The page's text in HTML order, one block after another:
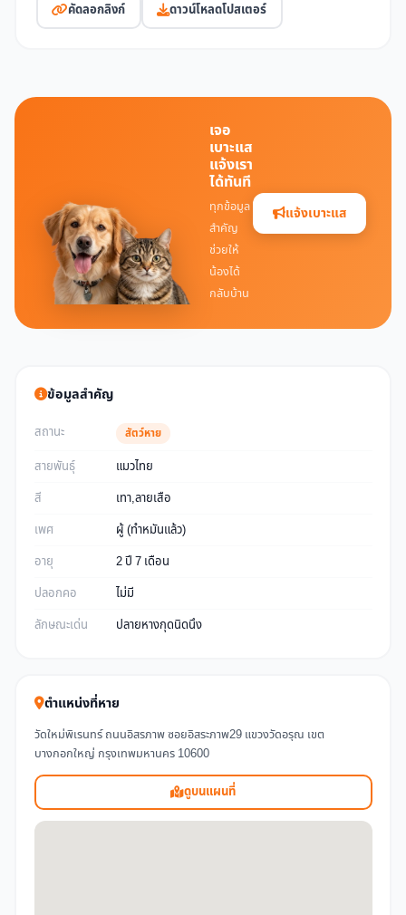
คัดลอกลิงก์ ดาวน์โหลดโปสเตอร์
เจอ
เบาะแส
แจ้งเรา
ได้ทันที
ทุกข้อมูล
สำคัญ
ช่วยให้
น้องได้
กลับบ้าน
แจ้งเบาะแส
ข้อมูลสำคัญ
สถานะ สัตว์หาย
สายพันธุ์
แมวไทย
สี
เทา,ลายเสือ
เพศ
ผู้ (ทำหมันแล้ว)
อายุ
2 ปี 7 เดือน
ปลอกคอ
ไม่มี
ลักษณะเด่น
ปลายหางกุดนิดนึง
ตำแหน่งที่หาย
วัดใหม่พิเรนทร์ ถนนอิสรภาพ ซอยอิสระภาพ29 แขวงวัดอรุณ เขต
บางกอกใหญ่ กรุงเทพมหานคร 10600
ดูบนแผนที่